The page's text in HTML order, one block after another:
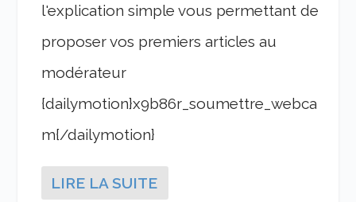
l'explication simple vous permettant de
proposer vos premiers articles au
modérateur
{dailymotion}x9b86r_soumettre_webca
m{/dailymotion}
LIRE LA SUITE